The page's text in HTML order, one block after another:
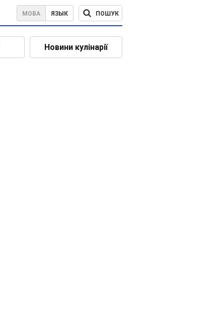
МОВА ЯЗЫК ПОШУК
Новини кулінарії